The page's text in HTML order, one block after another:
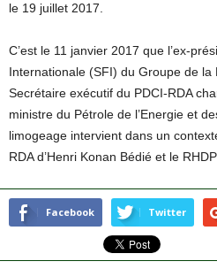
le 19 juillet 2017.
C’est le 11 janvier 2017 que l’ex-
Internationale (SFI) du Groupe de
Secrétaire exécutif du PDCI-RDA
ministre du Pétrole de l’Energie et
limogeage intervient dans un
RDA d’Henri Konan Bédié et le
Facebook Twitter